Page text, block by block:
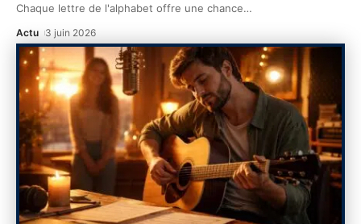
Chaque lettre de l'alphabet offre une chance…
Actu 3 juin 2026